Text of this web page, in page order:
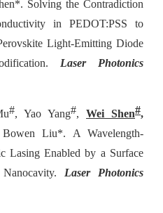
Solving the Contradiction
in PEDOT:PSS to
Light-Emitting Diode
Laser Photonics
#, Yao Yang#, Wei Shen#,
Liu*. A Wavelength-
Lasing Enabled by a Surface
Laser Photonics